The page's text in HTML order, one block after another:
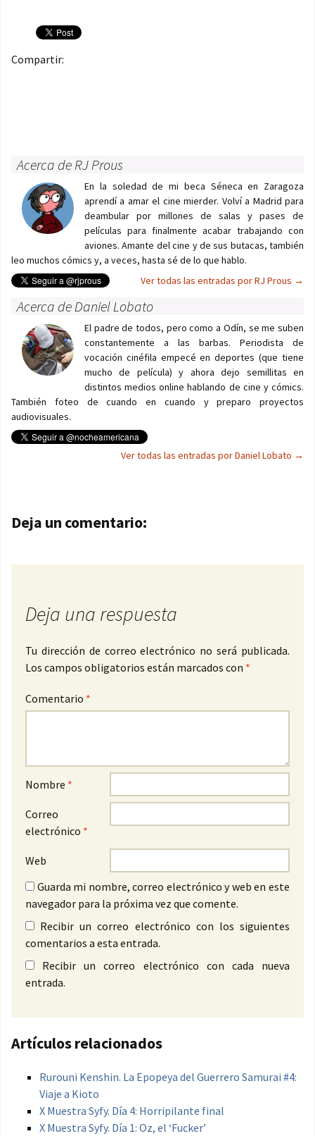
Compartir:
Acerca de RJ Prous
En la soledad de mi beca Séneca en Zaragoza
aprendí a amar el cine mierder. Volví a Madrid para
deambular por millones de salas y pases de
películas para finalmente acabar trabajando con
aviones. Amante del cine y de sus butacas, también
leo muchos cómics y, a veces, hasta sé de lo que hablo.
Ver todas las entradas por RJ Prous →
Acerca de Daniel Lobato
El padre de todos, pero como a Odín, se me suben
constantemente a las barbas. Periodista de
vocación cinéfila empecé en deportes (que tiene
mucho de película) y ahora dejo semillitas en
distintos medios online hablando de cine y cómics.
También foteo de cuando en cuando y preparo proyectos
audiovisuales.
Ver todas las entradas por Daniel Lobato →
Navegación de entradas
Deja un comentario:
Deja una respuesta
Tu dirección de correo electrónico no será publicada.
Los campos obligatorios están marcados con *
Comentario *
Nombre *
Correo
electrónico *
Web
Guarda mi nombre, correo electrónico y web en este
navegador para la próxima vez que comente.
Recibir un correo electrónico con los siguientes
comentarios a esta entrada.
Recibir un correo electrónico con cada nueva
entrada.
Artículos relacionados
Rurouni Kenshin. La Epopeya del Guerrero Samurai #4:
Viaje a Kioto
X Muestra Syfy. Día 4: Horripilante final
X Muestra Syfy. Día 1: Oz, el ‘Fucker’